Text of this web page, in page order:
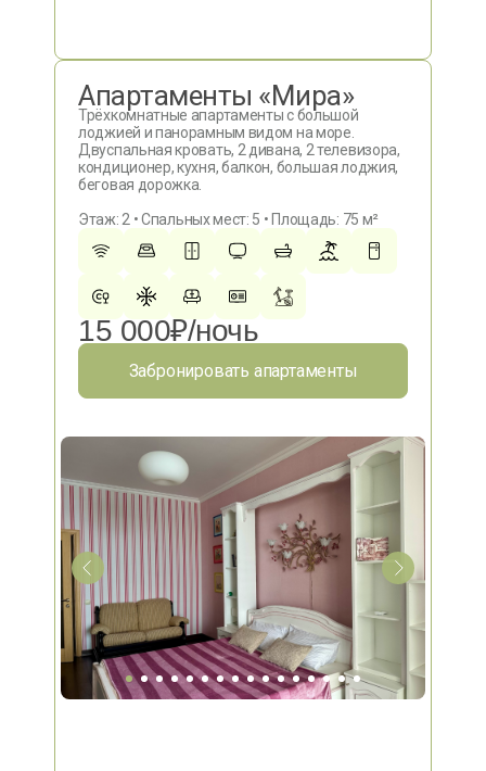
Апартаменты «Мира»
Трёхкомнатные апартаменты с большой
лоджией и панорамным видом на море.
Двуспальная кровать, 2 дивана, 2 телевизора,
кондиционер, кухня, балкон, большая лоджия,
беговая дорожка.
Этаж: 2 • Спальных мест: 5 • Площадь: 75 м²
15 000₽/ночь
Забронировать апартаменты